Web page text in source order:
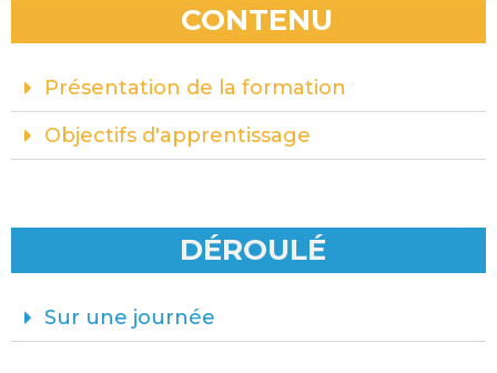
CONTENU
Présentation de la formation
Objectifs d'apprentissage
DÉROULÉ
Sur une journée